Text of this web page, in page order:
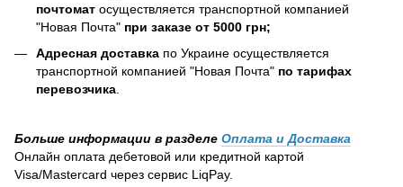
почтомат осуществляется транспортной компанией
"Новая Почта" при заказе от 5000 грн;
Адресная доставка по Украине осуществляется
транспортной компанией "Новая Почта" по тарифах
перевозчика
Больше информации в разделе Оплата и Доставка
Онлайн оплата дебетовой или кредитной картой
Visa/Mastercard через сервис LiqPay.